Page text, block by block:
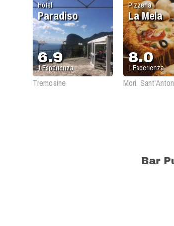
Pizzeria
La Mela
8.0
1Esperienza
Mori,
Hotel
Paradiso
6.9
1Esperienza
Tremosine
Bar